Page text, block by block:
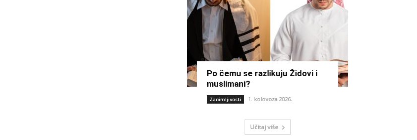
Po čemu se razlikuju Židovi i
muslimani?
Zanimljivosti 1. kolovoza 2026.
Učitaj više